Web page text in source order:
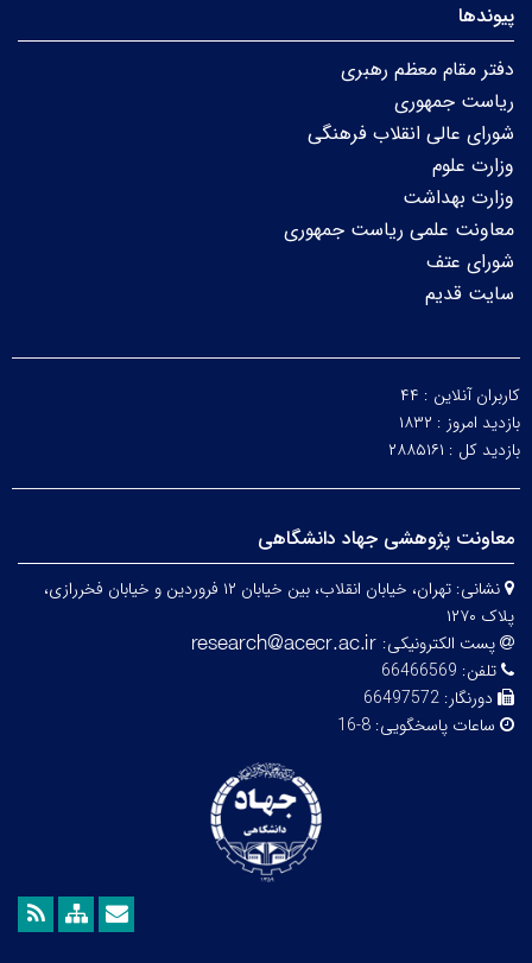
پیوندها
دفتر مقام معظم رهبری
ریاست جمهوری
شورای عالی انقلاب فرهنگی
وزارت علوم
وزارت بهداشت
معاونت علمی ریاست جمهوری
شورای عتف
سایت قدیم
کاربران آنلاین : ۴۴
بازدید امروز : ۱۸۳۲
بازدید کل : ۲۸۸۵۱۶۱
معاونت پژوهشی جهاد دانشگاهی
نشانی:
تهران، خیابان انقلاب، بین خیابان ۱۲ فروردین و خیابان فخررازی،
پلاک ۱۲۷۰
پست الکترونیکی:
تلفن: 66466569
دورنگار: 66497572
ساعات پاسخگویی: 8-16